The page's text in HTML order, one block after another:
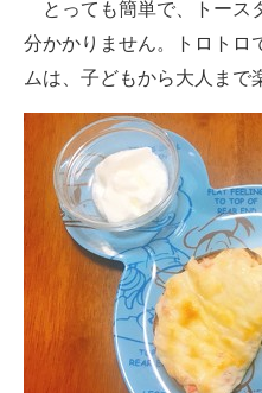
とっても簡単で、トース
分かかりません。トロトロ
ムは、子どもから大人まで